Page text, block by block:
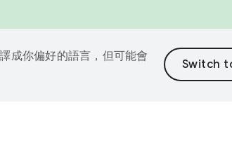
成你偏好的語言，但可能會